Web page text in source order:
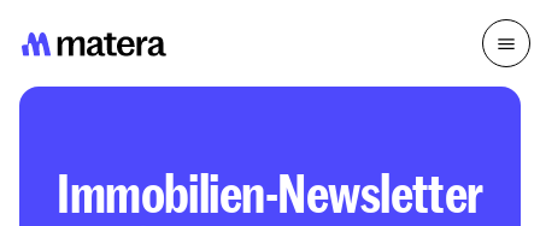
Immobilien-Newsletter